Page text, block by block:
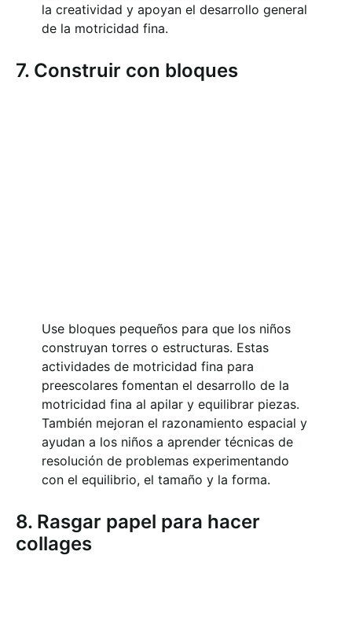
la creatividad y apoyan el desarrollo general
de la motricidad fina.
7. Construir con bloques
Use bloques pequeños para que los niños
construyan torres o estructuras. Estas
actividades de motricidad fina para
preescolares fomentan el desarrollo de la
motricidad fina al apilar y equilibrar piezas.
También mejoran el razonamiento espacial y
ayudan a los niños a aprender técnicas de
resolución de problemas experimentando
con el equilibrio, el tamaño y la forma.
8. Rasgar papel para hacer
collages